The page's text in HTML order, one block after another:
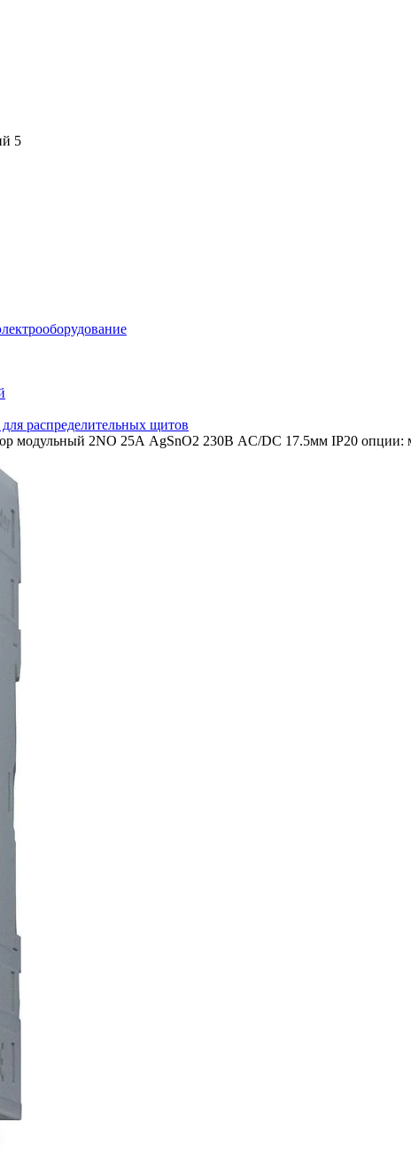
5
распределительных щитов
модульный 2NO 25А AgSnO2 230В AC/DC 17.5мм IP20